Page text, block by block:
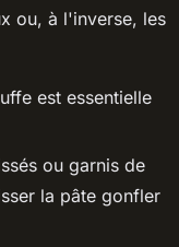
ou, à l'inverse, les
est essentielle
ou garnis de
la pâte gonfler